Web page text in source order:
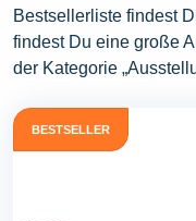
Bestsellerliste findest
findest Du eine große
der Kategorie
BESTSELLER